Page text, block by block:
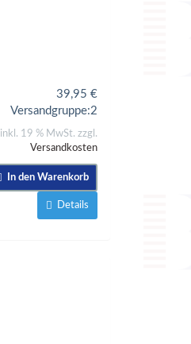
39,95 €
Versandgruppe:2
inkl. 19 % MwSt. zzgl.
Versandkosten
In den Warenkorb
Details